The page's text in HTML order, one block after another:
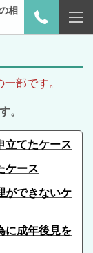
相
部です。
。
立てたケース
ケース
ができないケ
に成年後見を